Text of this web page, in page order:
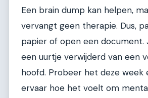
Een brain dump kan helpen,
vervangt geen therapie. Dus,
papier of open een document.
een uurtje verwijderd van een
hoofd. Probeer het deze week
ervaar hoe het voelt om